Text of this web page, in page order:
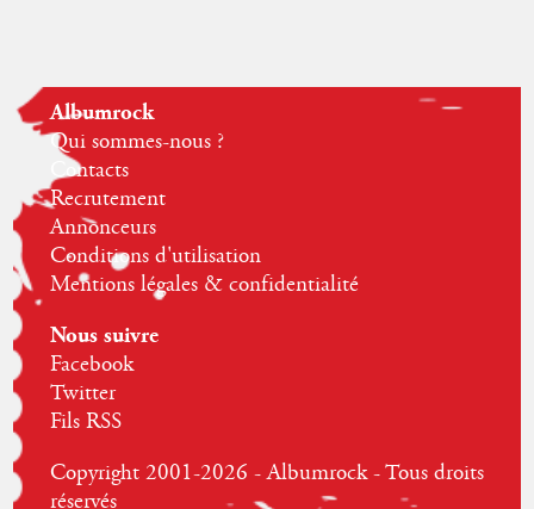
Albumrock
Qui sommes-nous ?
Contacts
Recrutement
Annonceurs
Conditions d'utilisation
Mentions légales & confidentialité
Nous suivre
Facebook
Twitter
Fils RSS
Copyright 2001-2026 - Albumrock - Tous droits
réservés